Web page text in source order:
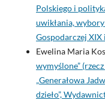
Polskiego i
uwikłania, wybory
Gospodarczej XIX
Ewelina Maria
wymyślone”
„Generałowa
dzieło”,